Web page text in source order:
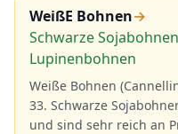
WeißE Bohnen→
Schwarze
Lupinenbohnen
Weiße Bohnen
33. Schwarze
und sind sehr reich an